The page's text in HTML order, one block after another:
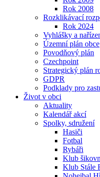
Rok 2008
Rozklikávací
Rok 2024
Vyhlášky a
Územní plán obce
Povodňový plán
Czechpoint
Strategický plán
GDPR
Podklady pro
Život v obci
Aktuality
Kalendář akcí
Spolky, sdružení
Hasiči
Fotbal
Rybáři
Klub
Klub Stále